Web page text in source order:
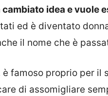
cambiato idea e vuole
ed è diventato
il nome che è
famoso proprio per il
di assomigliare